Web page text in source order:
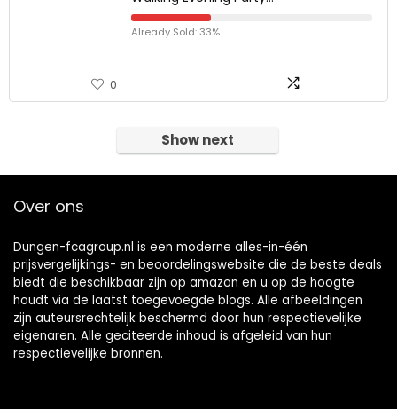
Already Sold: 33%
0
Show next
Over ons
Dungen-fcagroup.nl is een moderne alles-in-één
prijsvergelijkings- en beoordelingswebsite die de beste deals
biedt die beschikbaar zijn op amazon en u op de hoogte
houdt via de laatst toegevoegde blogs. Alle afbeeldingen
zijn auteursrechtelijk beschermd door hun respectievelijke
eigenaren. Alle geciteerde inhoud is afgeleid van hun
respectievelijke bronnen.